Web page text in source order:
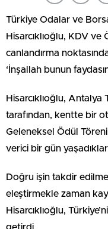
Türkiye Odalar ve
Hisarcıklıoğlu, KDV ve
canlandırma
‘İnşallah bunun
Hisarcıklıoğlu, Antalya
tarafından, kentte bir
Geleneksel Ödül
verici bir gün
Doğru işin takdir
eleştirmekle zaman
Hisarcıklıoğlu,